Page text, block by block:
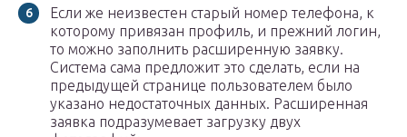
Если же неизвестен старый номер телефона, к
которому привязан профиль, и прежний логин,
то можно заполнить расширенную заявку.
Система сама предложит это сделать, если на
предыдущей странице пользователем было
указано недостаточных данных. Расширенная
заявка подразумевает загрузку двух